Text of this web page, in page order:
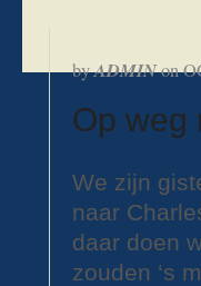
byADMINon
Op weg
We zijn
naar
daar doen
zouden ‘s